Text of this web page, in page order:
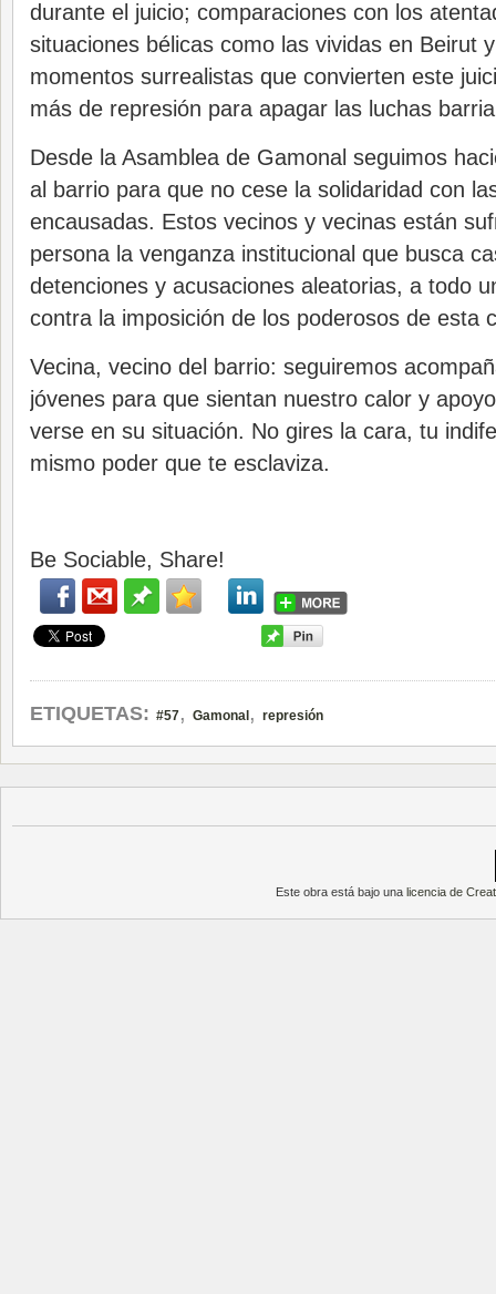
durante el juicio; comparaciones con los
situaciones bélicas como las vividas en Beirut
momentos surrealistas que convierten este
más de represión para apagar las luchas
Desde la Asamblea de Gamonal seguimos
al barrio para que no cese la solidaridad con
encausadas. Estos vecinos y vecinas están
persona la venganza institucional que busca
detenciones y acusaciones aleatorias, a todo
contra la imposición de los poderosos de esta
Vecina, vecino del barrio: seguiremos
jóvenes para que sientan nuestro calor y
verse en su situación. No gires la cara, tu
mismo poder que te esclaviza.
Be Sociable, Share!
ETIQUETAS: #57, Gamonal , represión
Este obra está bajo unalicencia de